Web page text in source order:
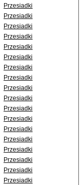
Przesiadki
Przesiadki
Przesiadki
Przesiadki
Przesiadki
Przesiadki
Przesiadki
Przesiadki
Przesiadki
Przesiadki
Przesiadki
Przesiadki
Przesiadki
Przesiadki
Przesiadki
Przesiadki
Przesiadki
Przesiadki